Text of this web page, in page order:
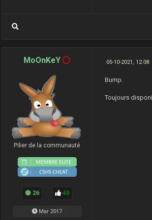
MoOnKeY
Pilier de la communauté
26 40
Mar 2017
05-10-2021, 12:08
Bump.
Toujours